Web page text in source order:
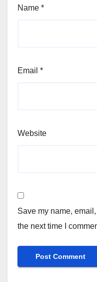
Name *
Email *
Website
Save my name,
the next time I